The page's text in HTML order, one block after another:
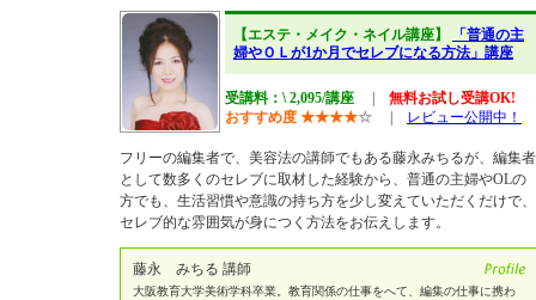
【エステ・メイク・ネイル講座】
「普通の主
婦やＯＬが1か月でセレブになる方法」講座
受講料：\ 2,095/講座
無料お試し受講OK!
おすすめ度 ★★★★☆ レビュー公開中！
フリーの編集者で、美容法の講師でもある藤永みちるが、編集者
として数多くのセレブに取材した経験から、普通の主婦やOLの
方でも、生活習慣や意識の持ち方を少し変えていただくだけで、
セレブ的な雰囲気が身につく方法をお伝えします。
藤永 みちる 講師
大阪教育大学美術学科卒業。教育関係の仕事をへて、編集の仕事に携わ